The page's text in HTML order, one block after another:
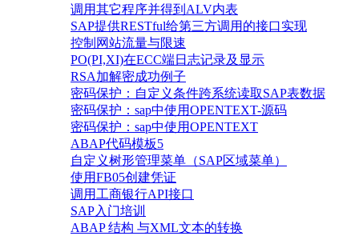
调用其它程序并得到ALV内表
SAP提供RESTful给第三方调用的接口实现
控制网站流量与限速
PO(PI,XI)在ECC端日志记录及显示
RSA加解密成功例子
密码保护：自定义条件跨系统读取SAP表数据
密码保护：sap中使用OPENTEXT-源码
密码保护：sap中使用OPENTEXT
ABAP代码模板5
自定义树形管理菜单（SAP区域菜单）
使用FB05创建凭证
调用工商银行API接口
SAP入门培训
ABAP 结构 与XML文本的转换